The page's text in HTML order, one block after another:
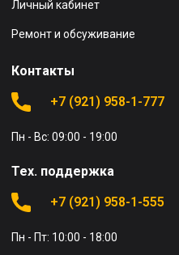
Личный кабинет
Ремонт и обсуживание
Контакты
+7 (921) 958-1-777
Пн - Вс: 09:00 - 19:00
Тех. поддержка
+7 (921) 958-1-555
Пн - Пт: 10:00 - 18:00